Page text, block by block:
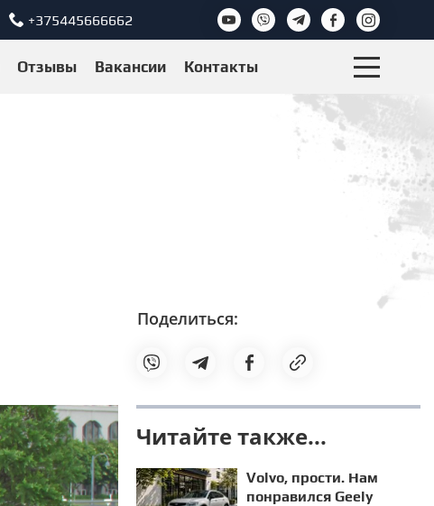
+375445666662
Отзывы Вакансии Контакты
Поделиться:
Читайте также...
Volvo, прости. Нам
понравился Geely